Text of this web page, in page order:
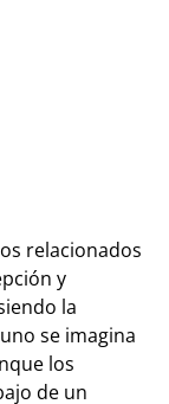
relacionados
y
la
se imagina
los
de un